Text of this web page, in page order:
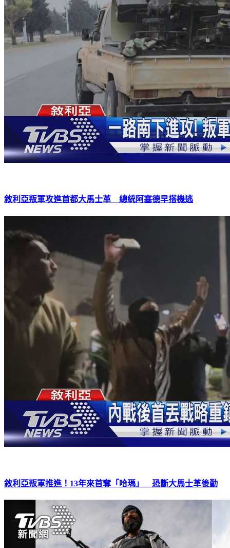
敘利亞叛軍攻進首都大馬士革 總統阿塞德早搭機逃
敘利亞叛軍推進！13年來首奪「哈瑪」 恐斷大馬士革後勤